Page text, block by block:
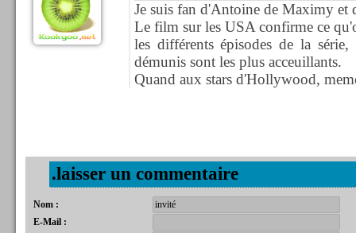
Je suis fan d'Antoine de Maximy et
Le film sur les USA confirme ce
les différents épisodes de la
démunis sont les plus acceuillants.
Quand aux stars d'Hollywood,
.laisser un commentaire
Nom :
E-Mail :